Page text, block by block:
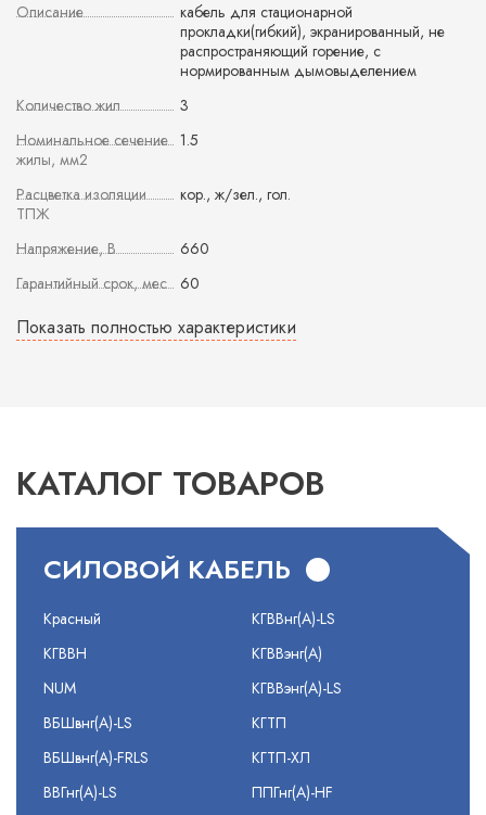
Описание
кабель для стационарной
прокладки(гибкий), экранированный, не
распространяющий горение, с
нормированным дымовыделением
Количество жил
3
Номинальное сечение
жилы, мм2
1.5
Расцветка изоляции
ТПЖ
кор., ж/зел., гол.
Напряжение, В
660
Гарантийный срок, мес
60
Показать полностью характеристики
КАТАЛОГ ТОВАРОВ
СИЛОВОЙ КАБЕЛЬ
Красный
КГВВН
NUM
ВБШвнг(А)-LS
ВБШвнг(А)-FRLS
ВВГнг(А)-LS
КГВВнг(А)-LS
КГВВэнг(А)
КГВВэнг(А)-LS
КГТП
КГТП-ХЛ
ППГнг(А)-HF